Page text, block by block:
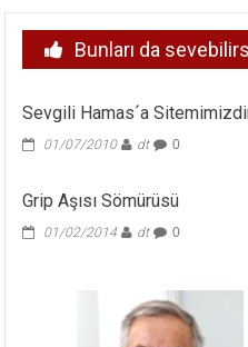
Bunları da
Sevgili Hamas´a
01/07/2010 dt 0
Grip Aşısı Sömürüsü
01/02/2014 dt 0